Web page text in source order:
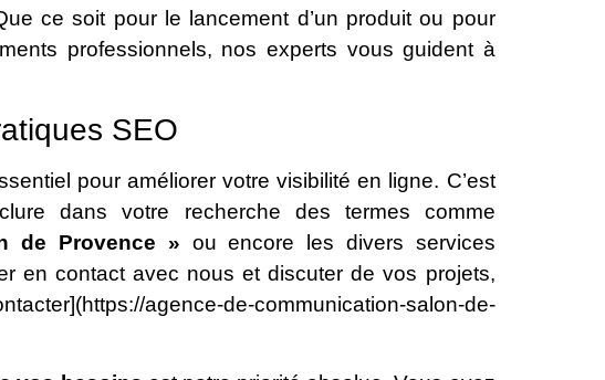
ce soit pour le lancement d’un produit ou pour
professionnels, nos experts vous guident à
SEO
pour améliorer votre visibilité en ligne. C’est
dans votre recherche des termes comme
de Provence » ou encore les divers services
en contact avec nous et discuter de vos projets,
agence-de-communication-salon-de-